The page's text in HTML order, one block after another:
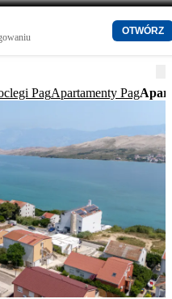
OTWÓRZ
PagApartamenty Pag